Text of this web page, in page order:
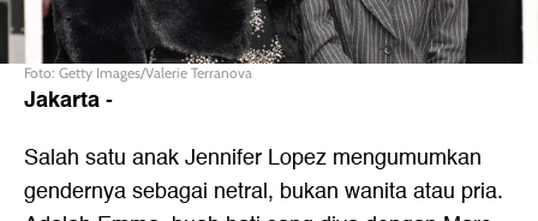
Foto: Getty Images/Valerie Terranova
Jakarta-
Salah satu anak Jennifer Lopez mengumumkan
gendernya sebagai netral, bukan wanita atau pria.